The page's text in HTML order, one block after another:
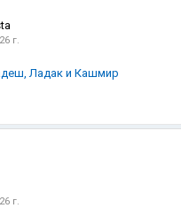
г.
Ладак и Кашмир
г.